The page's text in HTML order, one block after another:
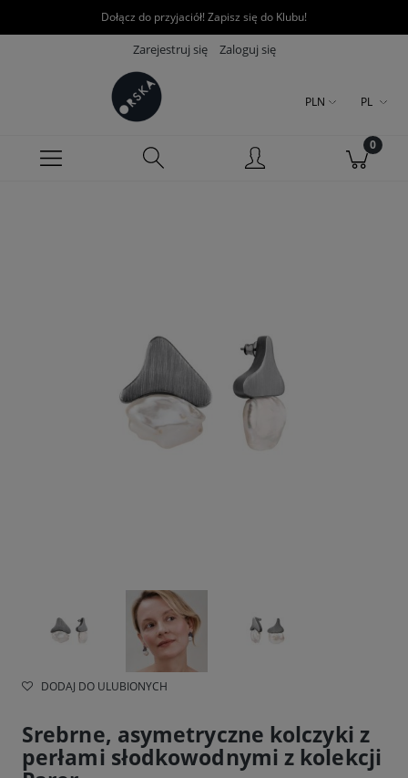
Dołącz do przyjaciół! Zapisz się do Klubu!
Zarejestruj się Zaloguj się
PLN PL
DODAJ DO ULUBIONYCH
Srebrne, asymetryczne kolczyki z
perłami słodkowodnymi z kolekcji